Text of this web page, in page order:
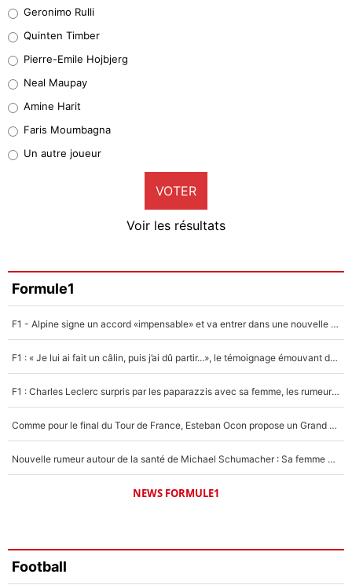
32%
5%
1%
9%
Faris Moumbagna
5%
Un autre joueur
5%
Geronimo Rulli
Quinten Timber
Pierre-Emile Hojbjerg
Neal Maupay
Amine Harit
Faris Moumbagna
Un autre joueur
VOTER
Voir les résultats
Formule1
F1 - Alpine signe un accord «impensable» et va entrer dans une nouvelle dimension : Grande nouvelle pour Pierre Gasly !
F1 : « Je lui ai fait un câlin, puis j’ai dû partir...», le témoignage émouvant de Max Verstappen sur sa fille
F1 : Charles Leclerc surpris par les paparazzis avec sa femme, les rumeurs étaient vraies !
Comme pour le final du Tour de France, Esteban Ocon propose un Grand Prix de Formule 1 à Paris : «Autour de l’Arc de Triomphe, ce serait génial» !
Nouvelle rumeur autour de la santé de Michael Schumacher : Sa femme Corinna sort du silence
NEWS FORMULE1
Football